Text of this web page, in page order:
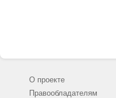
О проекте
Правообладателям